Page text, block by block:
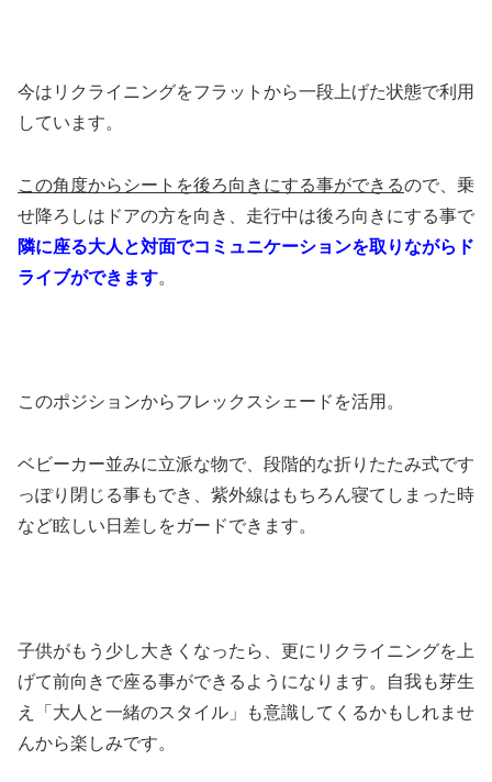
今はリクライニングをフラットから一段上げた状態で利用
しています。
この角度からシートを後ろ向きにする事ができるので、乗
せ降ろしはドアの方を向き、走行中は後ろ向きにする事で
隣に座る大人と対面でコミュニケーションを取りながらド
ライブができます。
このポジションからフレックスシェードを活用。
ベビーカー並みに立派な物で、段階的な折りたたみ式です
っぽり閉じる事もでき、紫外線はもちろん寝てしまった時
など眩しい日差しをガードできます。
子供がもう少し大きくなったら、更にリクライニングを上
げて前向きで座る事ができるようになります。自我も芽生
え「大人と一緒のスタイル」も意識してくるかもしれませ
んから楽しみです。